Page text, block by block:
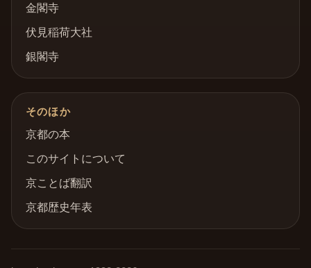
金閣寺
伏見稲荷大社
銀閣寺
そのほか
京都の本
このサイトについて
京ことば翻訳
京都歴史年表